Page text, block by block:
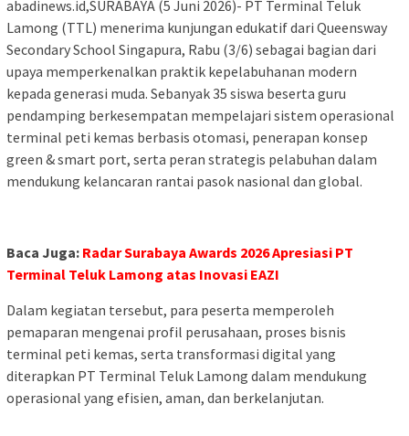
abadinews.id,SURABAYA (5 Juni 2026)- PT Terminal Teluk
Lamong (TTL) menerima kunjungan edukatif dari Queensway
Secondary School Singapura, Rabu (3/6) sebagai bagian dari
upaya memperkenalkan praktik kepelabuhanan modern
kepada generasi muda. Sebanyak 35 siswa beserta guru
pendamping berkesempatan mempelajari sistem operasional
terminal peti kemas berbasis otomasi, penerapan konsep
green & smart port, serta peran strategis pelabuhan dalam
mendukung kelancaran rantai pasok nasional dan global.
Baca Juga: Radar Surabaya Awards 2026 Apresiasi PT
Terminal Teluk Lamong atas Inovasi EAZI
Dalam kegiatan tersebut, para peserta memperoleh
pemaparan mengenai profil perusahaan, proses bisnis
terminal peti kemas, serta transformasi digital yang
diterapkan PT Terminal Teluk Lamong dalam mendukung
operasional yang efisien, aman, dan berkelanjutan.